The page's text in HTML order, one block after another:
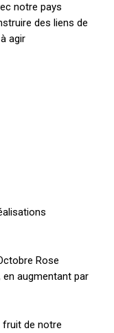
notre pays
des liens de
agir
Rose
augmentant par
fruit de notre